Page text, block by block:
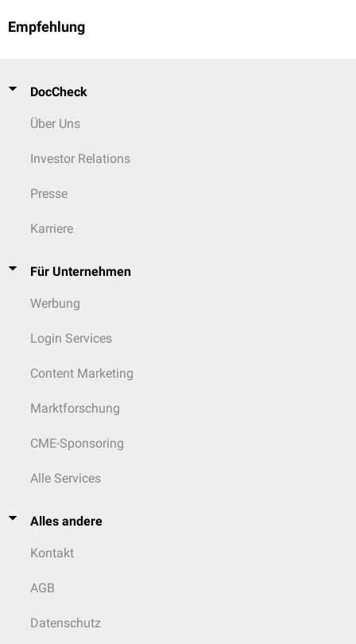
Empfehlung
DocCheck
Über Uns
Investor Relations
Presse
Karriere
Für Unternehmen
Werbung
Login Services
Content Marketing
Marktforschung
CME-Sponsoring
Alle Services
Alles andere
Kontakt
AGB
Datenschutz